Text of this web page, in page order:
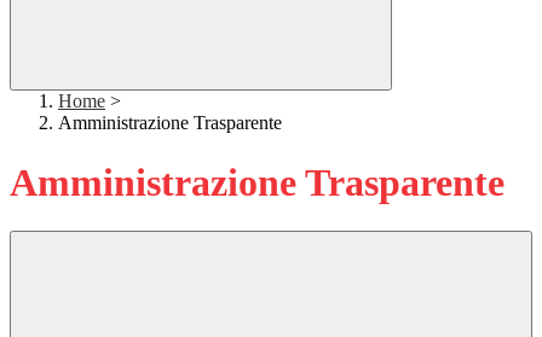
Home >
Amministrazione Trasparente
Amministrazione Trasparente